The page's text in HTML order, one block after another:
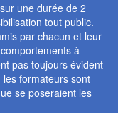
une durée de 2
tout public.
par chacun et leur
à
pas toujours évident
formateurs sont
se poseraient les